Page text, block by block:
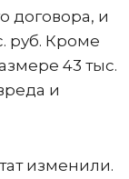
договора, и
руб. Кроме
43 тыс.
и
изменили.